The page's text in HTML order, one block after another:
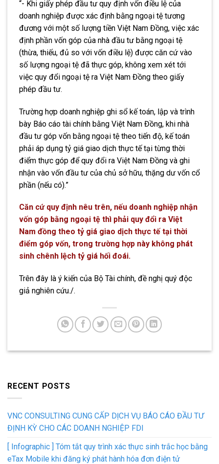
“- Khi giấy phép đầu tư quy định vốn điều lệ của
doanh nghiệp được xác định bằng ngoại tệ tương
đương với một số lượng tiền Việt Nam Đồng, việc xác
định phần vốn góp của nhà đầu tư bằng ngoại tệ
(thừa, thiếu, đủ so với vốn điều lệ) được căn cứ vào
số lượng ngoại tệ đã thực góp, không xem xét tới
việc quy đổi ngoại tệ ra Việt Nam Đồng theo giấy
phép đầu tư.
Trường hợp doanh nghiệp ghi sổ kế toán, lập và trình
bày Báo cáo tài chính bằng Việt Nam Đồng, khi nhà
đầu tư góp vốn bằng ngoại tệ theo tiến độ, kế toán
phải áp dụng tỷ giá giao dịch thực tế tại từng thời
điểm thực góp để quy đổi ra Việt Nam Đồng và ghi
nhận vào vốn đầu tư của chủ sở hữu, thặng dư vốn cổ
phần (nếu có).”
Căn cứ quy định nêu trên, nếu doanh nghiệp nhận
vốn góp bằng ngoại tệ thì phải quy đổi ra Việt
Nam đồng theo tỷ giá giao dịch thực tế tại thời
điểm góp vốn, trong trường hợp này không phát
sinh chênh lệch tỷ giá hối đoái.
Trên đây là ý kiến của Bộ Tài chính, đề nghị quý độc
giả nghiên cứu./.
RECENT POSTS
VNC CONSULTING CUNG CẤP DỊCH VỤ BÁO CÁO ĐẦU TƯ
ĐỊNH KỲ CHO CÁC DOANH NGHIỆP FDI
[ Infographic ] Tóm tắt quy trình xác thực sinh trắc học bằng
eTax Mobile khi đăng ký phát hành hóa đơn điện tử